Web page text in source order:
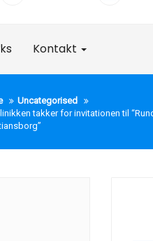
Kontakt
Uncategorised
takker for invitationen til